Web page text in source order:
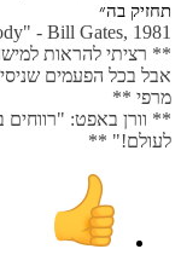
תחזיק בה״
- Bill Gates, 1981"
** רציתי להראות
אבל בכל הפעמים
מרפי **
** וורן באפט:
לעולם!" **